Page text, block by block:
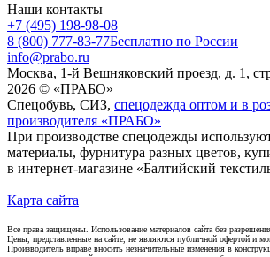
Наши контакты
+7 (495) 198-98-08
8 (800) 777-83-77Бесплатно по России
info@prabo.ru
Москва, 1-й Вешняковский проезд, д. 1,
2026 © «ПРАБО»
Спецобувь, СИЗ, спецодежда оптом и в
производителя «ПРАБО»
При производстве спецодежды
материалы, фурнитура разных цветов,
в интернет-магазине «Балтийский
Карта сайта
Все права защищены. Использование материалов сайта без
Цены, представленные на сайте, не являются публичной офертой и
Производитель вправе вносить незначительные изменения в